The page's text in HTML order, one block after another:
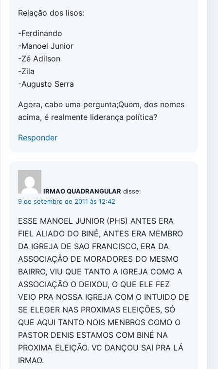
Relação dos lisos:
-Ferdinando
-Manoel Junior
-Zé Adilson
-Zila
-Augusto Serra
Agora, cabe uma pergunta;Quem, dos nomes
acima, é realmente liderança política?
Responder
IRMAO QUADRANGULAR disse:
9 de setembro de 2011 às 12:42
ESSE MANOEL JUNIOR (PHS) ANTES ERA
FIEL ALIADO DO BINÉ, ANTES ERA MEMBRO
DA IGREJA DE SAO FRANCISCO, ERA DA
ASSOCIAÇÃO DE MORADORES DO MESMO
BAIRRO, VIU QUE TANTO A IGREJA COMO A
ASSOCIAÇÃO O DEIXOU, O QUE ELE FEZ
VEIO PRA NOSSA IGREJA COM O INTUIDO DE
SE ELEGER NAS PROXIMAS ELEIÇÕES, SÓ
QUE AQUI TANTO NOIS MENBROS COMO O
PASTOR DENIS ESTAMOS COM BINÉ NA
PROXIMA ELEIÇÃO. VC DANÇOU SAI PRA LÁ
IRMAO.